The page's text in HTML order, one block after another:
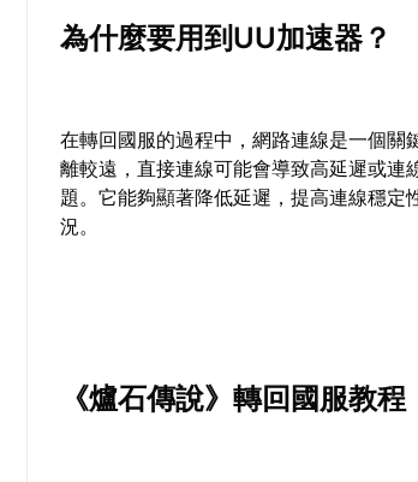
為什麼要用到UU加速器？
在轉回國服的過程中，網路連線是一個
離較遠，直接連線可能會導致高延遲或連
題。它能夠顯著降低延遲，提高連線穩
況。
《爐石傳說》轉回國服教程